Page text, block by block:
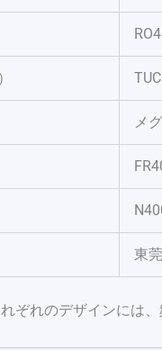
メ
東
ぞれのデザインには